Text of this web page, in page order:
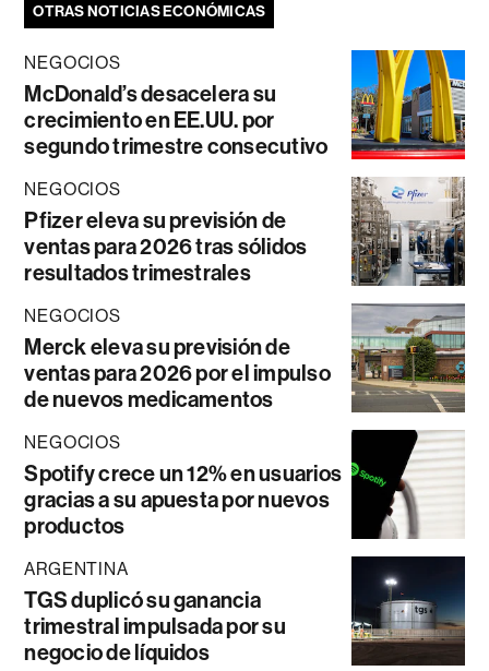
OTRAS NOTICIAS ECONÓMICAS
NEGOCIOS
McDonald’s desacelera su
crecimiento en EE.UU. por
segundo trimestre consecutivo
NEGOCIOS
Pfizer eleva su previsión de
ventas para 2026 tras sólidos
resultados trimestrales
NEGOCIOS
Merck eleva su previsión de
ventas para 2026 por el impulso
de nuevos medicamentos
NEGOCIOS
Spotify crece un 12% en usuarios
gracias a su apuesta por nuevos
productos
ARGENTINA
TGS duplicó su ganancia
trimestral impulsada por su
negocio de líquidos